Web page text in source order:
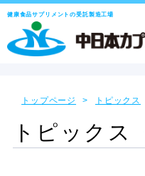
健康食品サプリメントの受託製造工場
トップページ トピックス
トピックス